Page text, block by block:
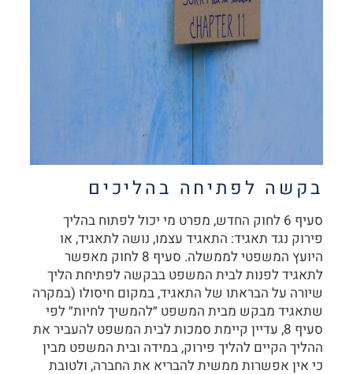
בקשה לפתיחה בהליכים
סעיף 6 לחוק החדש, מפרט מי יכול לפתוח בהליך
פירוק נגד תאגיד: התאגיד עצמו, נושה לתאגיד, או
היועץ המשפטי לממשלה. סעיף 8 לחוק מאפשר
לתאגיד לפנות לבית המשפט בבקשה לפתיחת הליך
שיורה על הבראתו של התאגיד, במקום חיסולו (במקרה
שתאגיד מבקש מבית המשפט ״להמשיך לחיות״ לפי
סעיף 8, עדיין קיימת סמכות לבית המשפט להעביר את
ההליך הקיים להליך פירוק, במידה ובית המשפט מבין
כי אין אפשרות ממשית להבריא את החברה, ולטובת